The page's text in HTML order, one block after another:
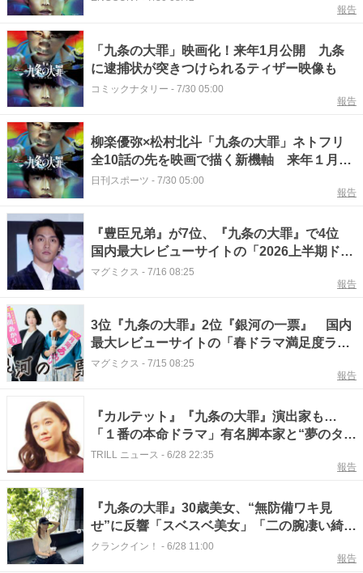
報告
「九条の大罪」映画化！来年1月公開 九条
に逮捕状が突きつけられるティザー映像も
コミックナタリー - 7/30 05:00
報告
柳楽優弥×松村北斗「九条の大罪」ネトフリ
全10話の先を映画で描く新機軸 来年１月８
日公開
日刊スポーツ - 7/30 05:00
報告
『豊臣兄弟』が7位、『九条の大罪』で4位
国内最大レビューサイトの「2026上半期ドラ
マ」ランキング 1位に絶賛の声
マグミクス - 7/16 08:25
報告
3位『九条の大罪』2位『銀河の一票』 国内
最大レビューサイトの「春ドラマ満足度ラン
キング」1位には「主演がピッタリ」の声
マグミクス - 7/15 08:25
報告
『カルテット』『九条の大罪』演出家も…
「１番の本命ドラマ」有名脚本家と“夢のタッ
グ”実現した【新・金曜ドラマ】
TRILL ニュース - 6/28 22:35
報告
『九条の大罪』30歳美女、“無防備ワキ見
せ”に反響「スベスベ美女」「二の腕凄い綺
麗」
クランクイン！ - 6/28 11:00
報告